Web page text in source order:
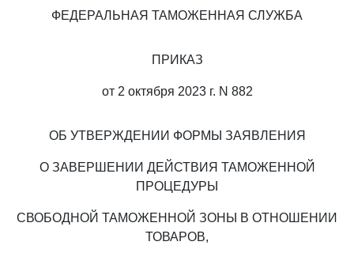
ФЕДЕРАЛЬНАЯ ТАМОЖЕННАЯ СЛУЖБА
ПРИКАЗ
от 2 октября 2023 г. N 882
ОБ УТВЕРЖДЕНИИ ФОРМЫ ЗАЯВЛЕНИЯ
О ЗАВЕРШЕНИИ ДЕЙСТВИЯ ТАМОЖЕННОЙ
ПРОЦЕДУРЫ
СВОБОДНОЙ ТАМОЖЕННОЙ ЗОНЫ В ОТНОШЕНИИ
ТОВАРОВ,